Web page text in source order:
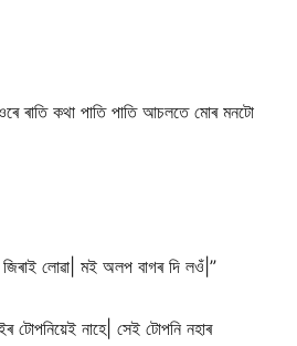
ৰাতি কথা পাতি পাতি আচলতে মোৰ মনটো
লোৱা| ম‍ই অলপ বাগৰ দি লওঁ|”
টোপনিয়েই নাহে| সেই টোপনি নহাৰ